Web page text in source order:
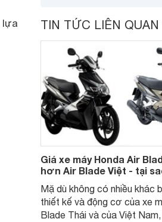
lựa TIN TỨC LIÊN QUAN
Giá xe máy Honda Air
hơn Air Blade Việt - tại
Mặ dù không có nhiều khác
thiết kế và động cơ của xe
Blade Thái và của Việt